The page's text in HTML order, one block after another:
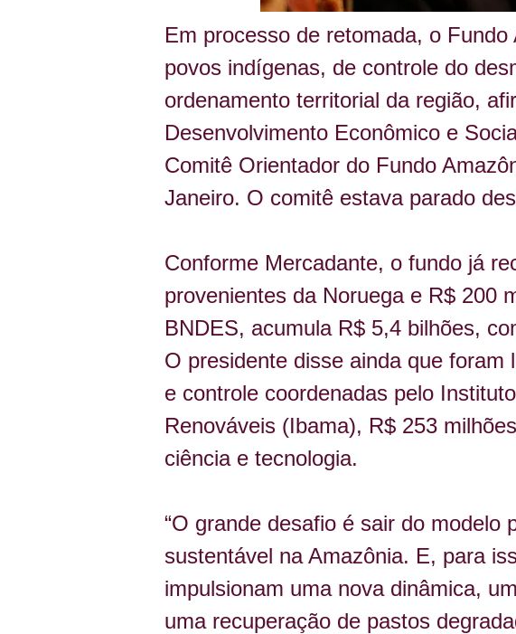
Em processo de retomada, o
povos indígenas, de controle do
ordenamento territorial da região,
Desenvolvimento Econômico e
Comitê Orientador do Fundo
Janeiro. O comitê estava parado
Conforme Mercadante, o fundo já
provenientes da Noruega e R$ 200
BNDES, acumula R$ 5,4 bilhões,
O presidente disse ainda que
e controle coordenadas pelo
Renováveis (Ibama), R$ 253
ciência e tecnologia.
“O grande desafio é sair do modelo
sustentável na Amazônia. E, para
impulsionam uma nova dinâmica,
uma recuperação de pastos